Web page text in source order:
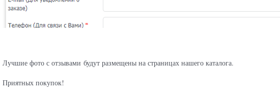
Лучшие фото с отзывами будут размещены на страницах нашего каталога.
Приятных покупок!